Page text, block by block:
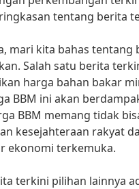
tentang berita
mari kita bahas
Salah satu berita
harga bahan bakar
BBM ini akan
BBM memang tidak
kesejahteraan rakyat
ekonomi terkemuka.
terkini pilihan lainnya